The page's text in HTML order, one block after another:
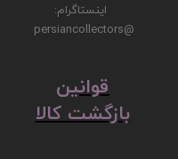
اینستاگرام:
@persiancollectors
ق​​​​​​​وانین
بازگشت کالا